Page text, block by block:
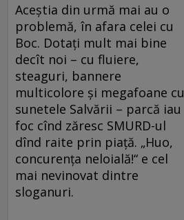
Aceştia din urmă mai au o
problemă, în afara celei cu
Boc. Dotaţi mult mai bine
decît noi – cu fluiere,
steaguri, bannere
multicolore şi megafoane cu
sunetele Salvării – parcă iau
foc cînd zăresc SMURD-ul
dînd raite prin piaţă. „Huo,
concurenţa neloială!“ e cel
mai nevinovat dintre
sloganuri.